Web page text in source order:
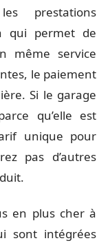
prestations
qui permet de
même service
le paiement
Si le garage
qu’elle est
unique pour
pas d’autres
en plus cher à
sont intégrées